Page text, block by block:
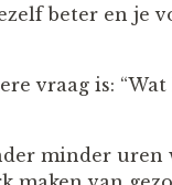
beter en je
vraag is:
minder uren